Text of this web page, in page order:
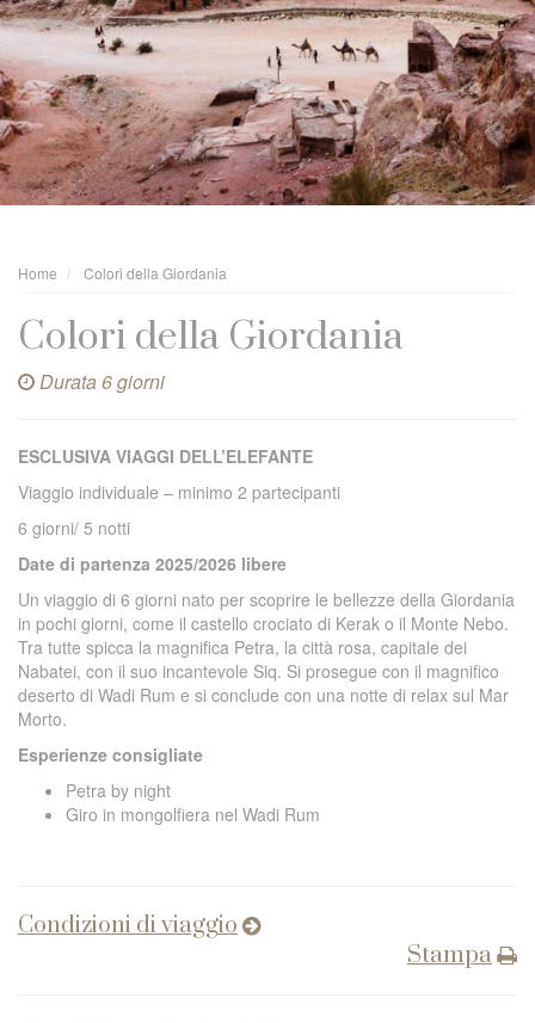
Home Colori della Giordania
Colori della Giordania
Durata 6 giorni
ESCLUSIVA VIAGGI DELL’ELEFANTE
Viaggio individuale – minimo 2 partecipanti
6 giorni/ 5 notti
Date di partenza 2025/2026 libere
Un viaggio di 6 giorni nato per scoprire le bellezze della Giordania
in pochi giorni, come il castello crociato di Kerak o il Monte Nebo.
Tra tutte spicca la magnifica Petra, la città rosa, capitale dei
Nabatei, con il suo incantevole Siq. Si prosegue con il magnifico
deserto di Wadi Rum e si conclude con una notte di relax sul Mar
Morto.
Esperienze consigliate
Petra by night
Giro in mongolfiera nel Wadi Rum
Condizioni di viaggio
Stampa